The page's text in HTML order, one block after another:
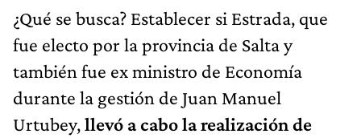
¿Qué se busca? Establecer si Estrada, que
fue electo por la provincia de Salta y
también fue ex ministro de Economía
durante la gestión de Juan Manuel
Urtubey,llevó a cabo la realización de